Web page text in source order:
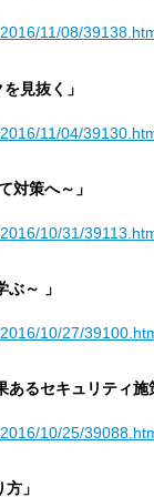
11/08/
見抜く」
11/04/
対策へ～」
10/31/
ぶ～ 」
10/27/
あるセキュリティ施
10/25/
」